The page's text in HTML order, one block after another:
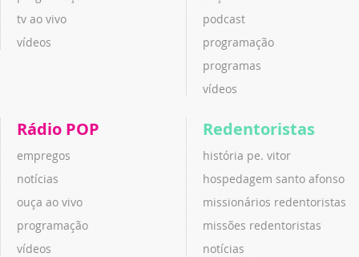
tv ao vivo
vídeos
podcast
programação
programas
vídeos
Rádio POP
empregos
notícias
ouça ao vivo
programação
vídeos
Redentoristas
história pe. vitor
hospedagem santo afonso
missionários redentoristas
missões redentoristas
notícias